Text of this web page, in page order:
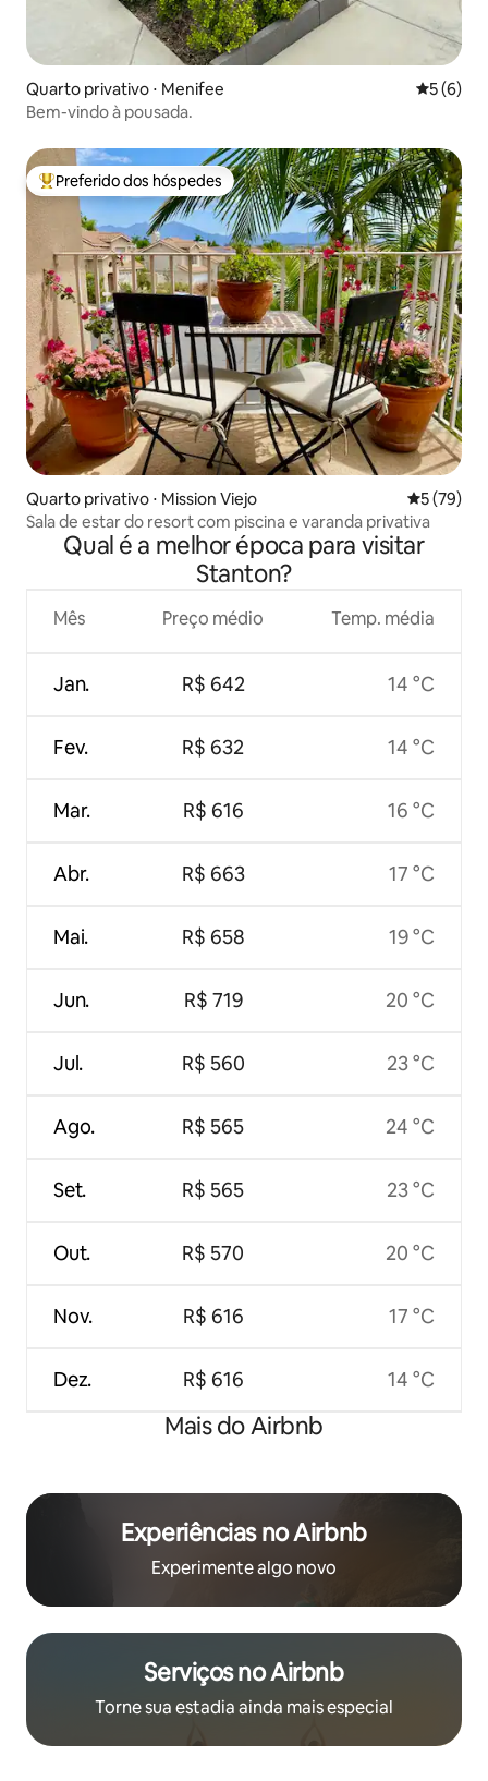
Quarto privativo ⋅ Menifee 5 de
5 (6)
Bem-vindo à pousada.
Entre os melhores preferidos dos hóspedes
Preferido dos hóspedes
Quarto privativo ⋅ Mission Viejo 5 de uma
5 (79)
Sala de estar do resort com piscina e varanda privativa
Qual é a melhor época para visitar
Stanton?
Mês
Jan.
Fev.
Mar.
Abr.
Mai.
Jun.
Jul.
Ago.
Set.
Out.
Nov.
Dez.
Preço médio
R$ 642
R$ 632
R$ 616
R$ 663
R$ 658
R$ 719
R$ 560
R$ 565
R$ 565
R$ 570
R$ 616
R$ 616
Temp. média
14 °C
14 °C
16 °C
17 °C
19 °C
20 °C
23 °C
24 °C
23 °C
20 °C
17 °C
14 °C
Mais do Airbnb
Experiências no Airbnb
Experimente algo novo
Serviços no Airbnb
Torne sua estadia ainda mais especial